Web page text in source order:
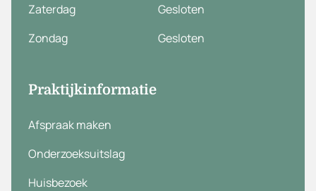
Zaterdag
Gesloten
Zondag
Gesloten
Praktijkinformatie
Afspraak maken
Onderzoeksuitslag
Huisbezoek